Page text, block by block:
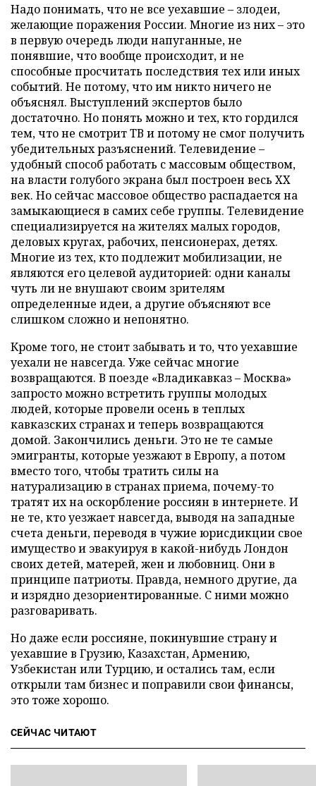
Надо понимать, что не все уехавшие – злодеи,
желающие поражения России. Многие из них – это
в первую очередь люди напуганные, не
понявшие, что вообще происходит, и не
способные просчитать последствия тех или иных
событий. Не потому, что им никто ничего не
объяснял. Выступлений экспертов было
достаточно. Но понять можно и тех, кто гордился
тем, что не смотрит ТВ и потому не смог получить
убедительных разъяснений. Телевидение –
удобный способ работать с массовым обществом,
на власти голубого экрана был построен весь XX
век. Но сейчас массовое общество распадается на
замыкающиеся в самих себе группы. Телевидение
специализируется на жителях малых городов,
деловых кругах, рабочих, пенсионерах, детях.
Многие из тех, кто подлежит мобилизации, не
являются его целевой аудиторией: одни каналы
чуть ли не внушают своим зрителям
определенные идеи, а другие объясняют все
слишком сложно и непонятно.
Кроме того, не стоит забывать и то, что уехавшие
уехали не навсегда. Уже сейчас многие
возвращаются. В поезде «Владикавказ – Москва»
запросто можно встретить группы молодых
людей, которые провели осень в теплых
кавказских странах и теперь возвращаются
домой. Закончились деньги. Это не те самые
эмигранты, которые уезжают в Европу, а потом
вместо того, чтобы тратить силы на
натурализацию в странах приема, почему-то
тратят их на оскорбление россиян в интернете. И
не те, кто уезжает навсегда, выводя на западные
счета деньги, переводя в чужие юрисдикции свое
имущество и эвакуируя в какой-нибудь Лондон
своих детей, матерей, жен и любовниц. Они в
принципе патриоты. Правда, немного другие, да
и изрядно дезориентированные. С ними можно
разговаривать.
Но даже если россияне, покинувшие страну и
уехавшие в Грузию, Казахстан, Армению,
Узбекистан или Турцию, и остались там, если
открыли там бизнес и поправили свои финансы,
это тоже хорошо.
СЕЙЧАС ЧИТАЮТ